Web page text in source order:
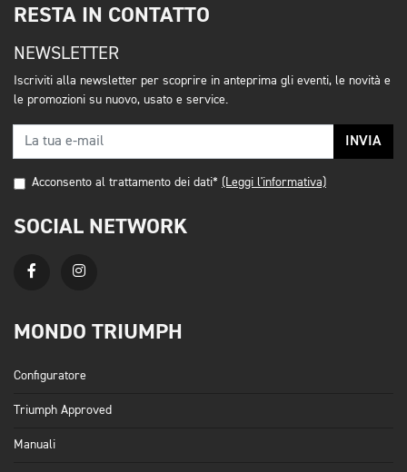
RESTA IN CONTATTO
NEWSLETTER
Iscriviti alla newsletter per scoprire in anteprima gli eventi, le novità e
le promozioni su nuovo, usato e service.
INVIA
Acconsento al trattamento dei dati* (Leggi l'informativa)
SOCIAL NETWORK
MONDO TRIUMPH
Configuratore
Triumph Approved
Manuali